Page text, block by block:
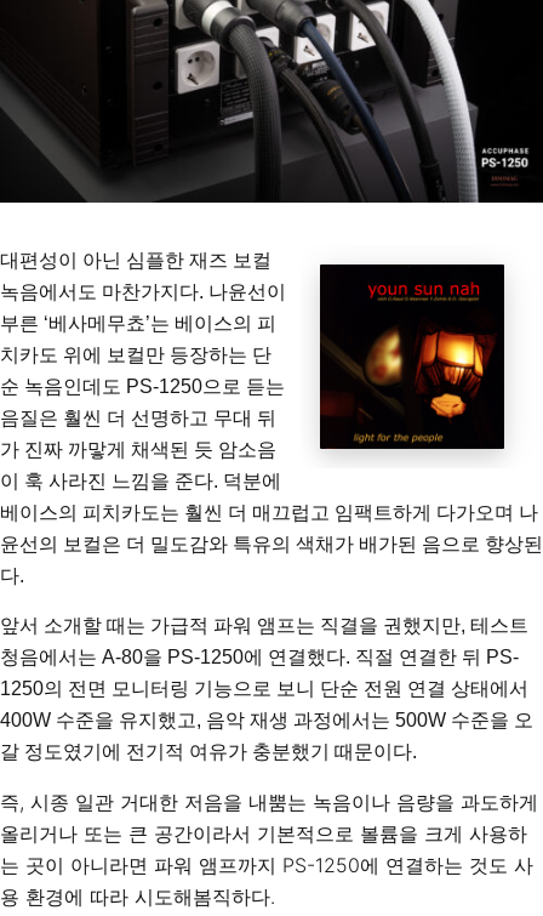
대편성이 아닌 심플한 재즈 보컬
녹음에서도 마찬가지다. 나윤선이
부른 ‘베사메무쵸’는 베이스의 피
치카도 위에 보컬만 등장하는 단
순 녹음인데도 PS-1250으로 듣는
음질은 훨씬 더 선명하고 무대 뒤
가 진짜 까맣게 채색된 듯 암소음
이 훅 사라진 느낌을 준다. 덕분에
베이스의 피치카도는 훨씬 더 매끄럽고 임팩트하게 다가오며 나
윤선의 보컬은 더 밀도감와 특유의 색채가 배가된 음으로 향상된
다.
앞서 소개할 때는 가급적 파워 앰프는 직결을 권했지만, 테스트
청음에서는 A-80을 PS-1250에 연결했다. 직절 연결한 뒤 PS-
1250의 전면 모니터링 기능으로 보니 단순 전원 연결 상태에서
400W 수준을 유지했고, 음악 재생 과정에서는 500W 수준을 오
갈 정도였기에 전기적 여유가 충분했기 때문이다.
즉, 시종 일관 거대한 저음을 내뿜는 녹음이나 음량을 과도하게
올리거나 또는 큰 공간이라서 기본적으로 볼륨을 크게 사용하
는 곳이 아니라면 파워 앰프까지 PS-1250에 연결하는 것도 사
용 환경에 따라 시도해봄직하다.